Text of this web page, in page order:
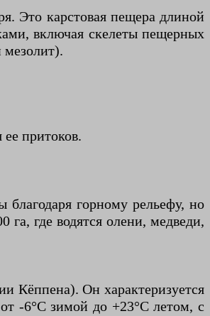
Это карстовая пещера длиной
включая скелеты пещерных
мезолит).
притоков.
горному рельефу, но
где водятся олени, медведи,
Кёппена). Он характеризуется
-6°C зимой до +23°C летом, с